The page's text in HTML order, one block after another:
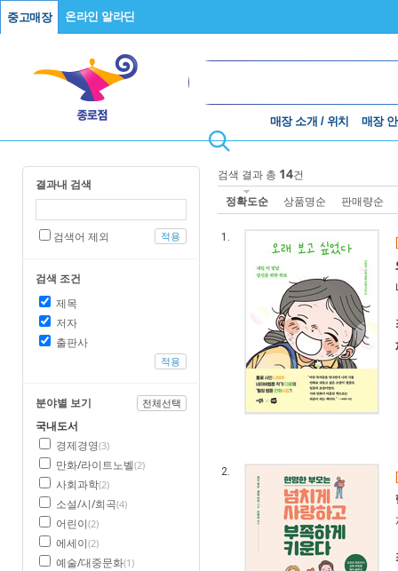
중고매장 온라인 알라딘
매장 소개 / 위치 매장
결과내 검색
검색어 제외 적용
검색 조건
제목
저자
출판사
적용
분야별 보기 전체선택
국내도서
경제경영(3)
만화/라이트노벨(2)
사회과학(2)
소설/시/희곡(4)
어린이(2)
에세이(2)
예술/대중문화(1)
검색 결과 총 14건
정확도순
상품명순 판매량순
1.
2.